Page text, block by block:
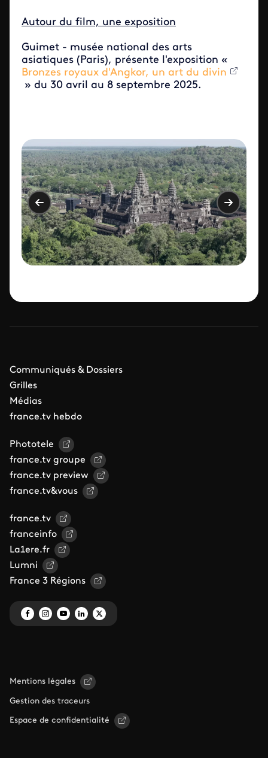
Autour du film, une exposition
Guimet - musée national des arts
asiatiques (Paris), présente l'exposition «
Bronzes royaux d'Angkor, un art du divin
» du 30 avril au 8 septembre 2025.
Communiqués & Dossiers
Grilles
Médias
france.tv hebdo
Phototele
france.tv groupe
france.tv preview
france.tv&vous
france.tv
franceinfo
La1ere.fr
Lumni
France 3 Régions
Mentions légales
Gestion des traceurs
Espace de confidentialité